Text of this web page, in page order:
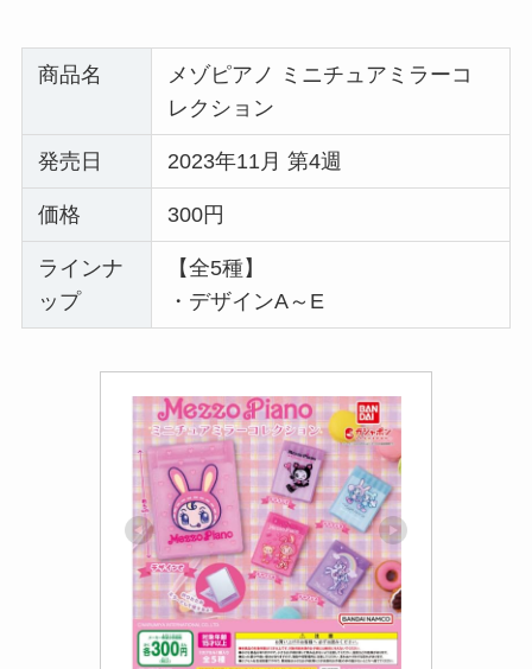
商品名
メゾピアノ ミニチュアミラーコ
レクション
発売日 2023年11月 第4週
価格 300円
ラインナ
ップ
【全5種】
・デザインA～E